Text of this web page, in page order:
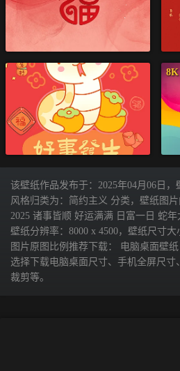
8K
该壁纸作品发布于：2025年04月06日
风格归类为：简约主义 分类，壁纸图
2025 诸事皆顺 好运满满 日富一日 蛇年
壁纸分辨率：8000 x 4500，壁纸尺寸
图片原图比例推荐下载： 电脑桌面壁
选择下载电脑桌面尺寸、手机全屏尺
裁剪等。